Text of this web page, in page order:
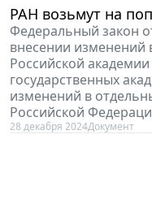
РАН возьмут на
Федеральный закон
внесении
Российской
государственных
изменений в
Российской
28 декабря 2024Документ